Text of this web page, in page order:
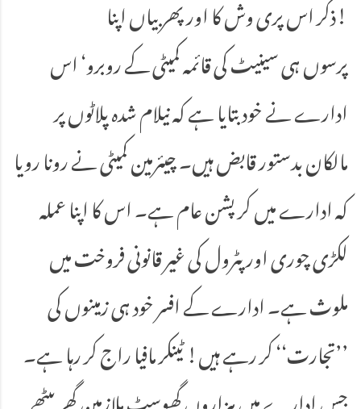
ذکر اس پری وش کا اور پھر بیاں اپنا!
پرسوں ہی سینیٹ کی قائمہ کمیٹی کے روبرو‘ اس
ادارے نے خود بتایا ہے کہ نیلام شدہ پلاٹوں پر
مالکان بدستور قابض ہیں۔ چیئرمین کمیٹی نے رونا رویا
کہ ادارے میں کرپشن عام ہے۔ اس کا اپنا عملہ
لکڑی چوری اور پٹرول کی غیر قانونی فروخت میں
ملوث ہے۔ ادارے کے افسر خود ہی زمینوں کی
’’تجارت‘‘ کر رہے ہیں! ٹینکر مافیا راج کر رہا ہے۔
جس ادارے میں ہزاروں گھوسٹ ملازمین گھر بیٹھے